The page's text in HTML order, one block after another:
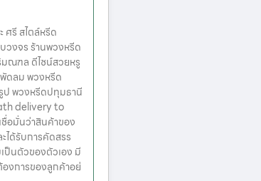
รี สไตล์หรีด
วงจร ร้านพวงหรีด
มณฑล ดีไซน์สวยหรู
ดลม พวงหรีด
ป พวงหรีดปทุมธานี
delivery to
อมั่นว่าสินค้าของ
ได้รับการคัดสรร
นตัวของตัวเอง มี
งการของลูกค้าอย่